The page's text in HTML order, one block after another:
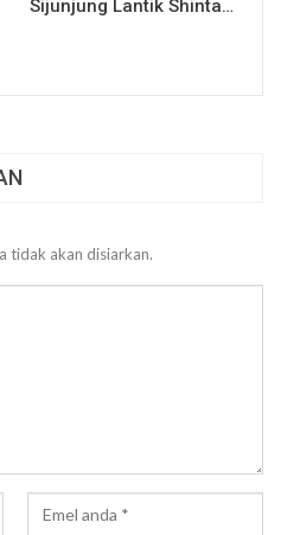
Sijunjung Lantik Shinta…
tidak akan disiarkan.